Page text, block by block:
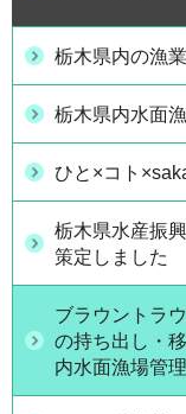
栃木県内の漁
栃木県内水面
ひと×コト
栃木県水産振
策定しました
ブラウントラ
の持ち出し・
内水面漁場管